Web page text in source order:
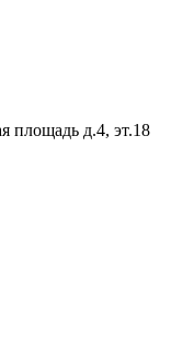
площадь д.4, эт.18